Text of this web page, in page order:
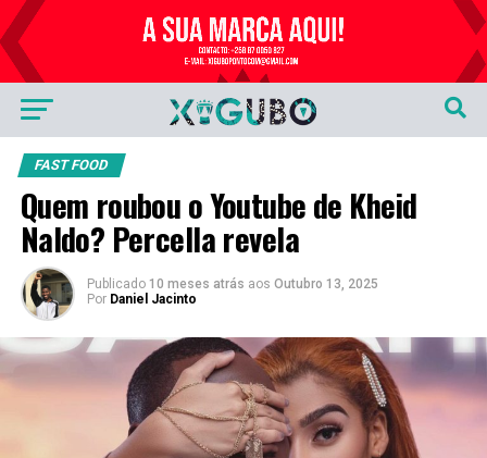
Publicidade
FAST FOOD
Quem roubou o Youtube de Kheid
Naldo? Percella revela
Publicado 10 meses atrás aos Outubro 13, 2025
Por Daniel Jacinto